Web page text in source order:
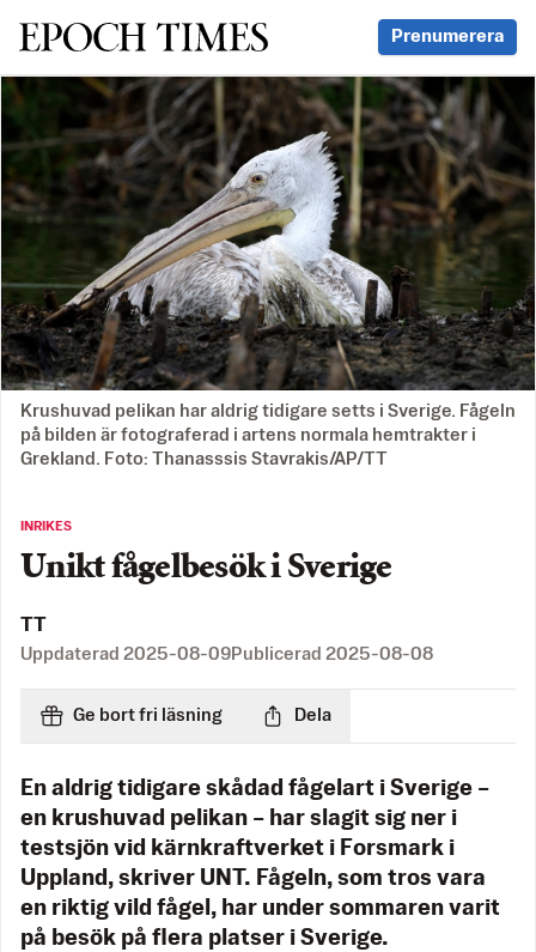
Svenska Epoch Times Prenumerera
Krushuvad pelikan har aldrig tidigare setts i Sverige. Fågeln
på bilden är fotograferad i artens normala hemtrakter i
Grekland. Foto: Thanasssis Stavrakis/AP/TT
INRIKES
Unikt fågelbesök i Sverige
TT
Uppdaterad 2025-08-09 Publicerad 2025-08-08
Ge bort fri läsning Dela
En aldrig tidigare skådad fågelart i Sverige –
en krushuvad pelikan – har slagit sig ner i
testsjön vid kärnkraftverket i Forsmark i
Uppland, skriver UNT. Fågeln, som tros vara
en riktig vild fågel, har under sommaren varit
på besök på flera platser i Sverige.